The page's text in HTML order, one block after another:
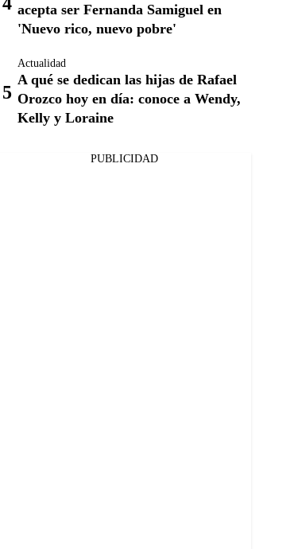
acepta ser Fernanda Samiguel en
'Nuevo rico, nuevo pobre'
Actualidad
A qué se dedican las hijas de Rafael
Orozco hoy en día: conoce a Wendy,
Kelly y Loraine
PUBLICIDAD